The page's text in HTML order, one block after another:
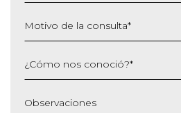
Motivo de la consulta*
¿Cómo nos conoció?*
Observaciones